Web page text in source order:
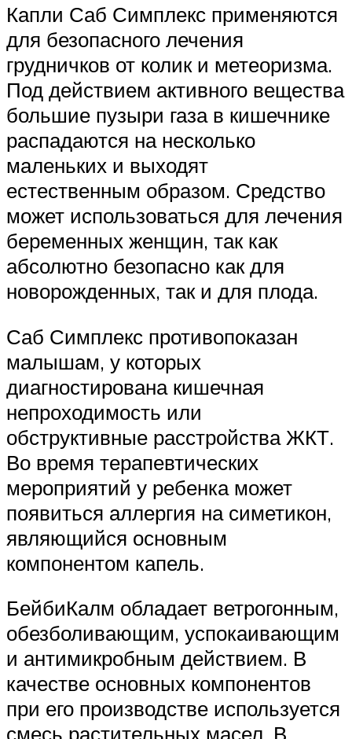
Капли Саб Симплекс применяются
для безопасного лечения
грудничков от колик и метеоризма.
Под действием активного вещества
большие пузыри газа в кишечнике
распадаются на несколько
маленьких и выходят
естественным образом. Средство
может использоваться для лечения
беременных женщин, так как
абсолютно безопасно как для
новорожденных, так и для плода.
Саб Симплекс противопоказан
малышам, у которых
диагностирована кишечная
непроходимость или
обструктивные расстройства ЖКТ.
Во время терапевтических
мероприятий у ребенка может
появиться аллергия на симетикон,
являющийся основным
компонентом капель.
БейбиКалм обладает ветрогонным,
обезболивающим, успокаивающим
и антимикробным действием. В
качестве основных компонентов
при его производстве используется
смесь растительных масел. В